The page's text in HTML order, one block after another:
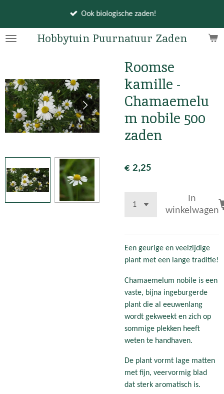
naar
Hobbytuin Puurnatuur Zaden
Ook biologische zaden!
Roomse
kamille -
Chamaemelu
m nobile 500
zaden
€ 2,25
In
winkelwagen
Een geurige en veelzijdige
plant met een lange traditie!
Chamaemelum nobile is een
vaste, bijna ingeburgerde
plant die al eeuwenlang
wordt gekweekt en zich op
sommige plekken heeft
weten te handhaven.
De plant vormt lage matten
met fijn, veervormig blad
dat sterk aromatisch is.